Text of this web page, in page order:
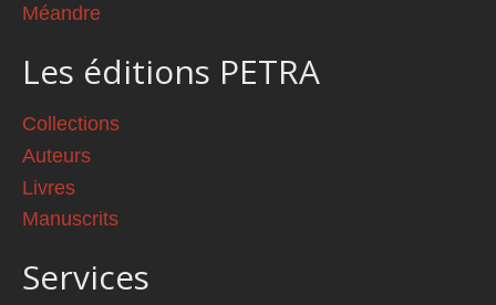
Méandre
Les éditions PETRA
Collections
Auteurs
Livres
Manuscrits
Services